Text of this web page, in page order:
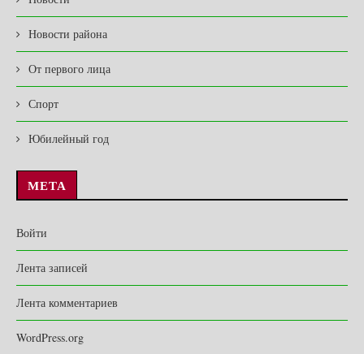
Новости района
От первого лица
Спорт
Юбилейный год
МЕТА
Войти
Лента записей
Лента комментариев
WordPress.org